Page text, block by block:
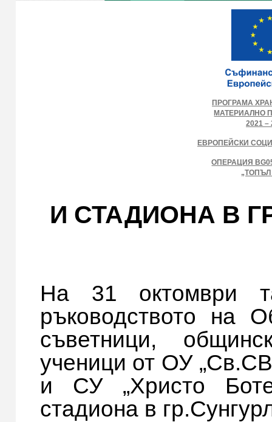
ПРОГРАМА
МАТЕРИАЛНО
2021 –
ЕВРОПЕЙСКИ
ОПЕРАЦИЯ
И СТАДИОНА В
На 31 октомври
ръководството на
съветници,
ученици от ОУ
и СУ „Христо
стадиона в